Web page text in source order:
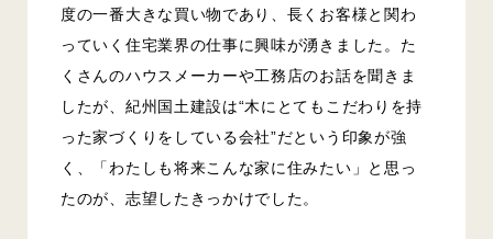
度の一番大きな買い物であり、長くお客様と関わ
っていく住宅業界の仕事に興味が湧きました。た
くさんのハウスメーカーや工務店のお話を聞きま
したが、紀州国土建設は“木にとてもこだわりを持
った家づくりをしている会社”だという印象が強
く、「わたしも将来こんな家に住みたい」と思っ
たのが、志望したきっかけでした。